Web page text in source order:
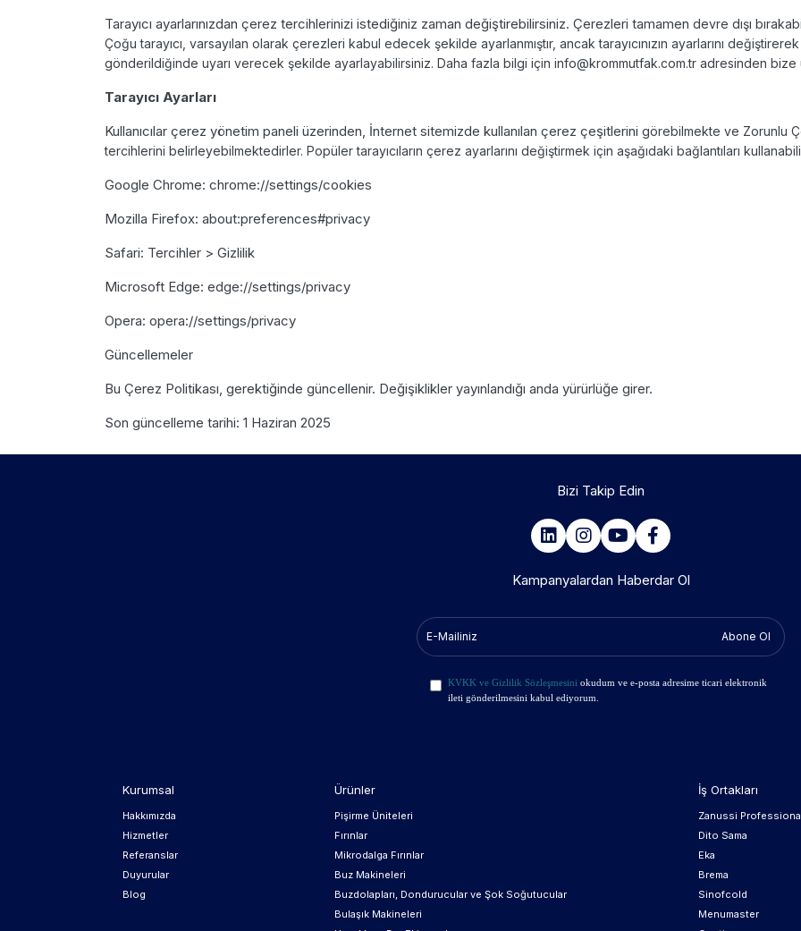
Tarayıcı ayarlarınızdan çerez tercihlerinizi istediğiniz zaman değiştirebilirsiniz. Çerezleri tamamen devre dışı
Çoğu tarayıcı, varsayılan olarak çerezleri kabul edecek şekilde ayarlanmıştır, ancak tarayıcınızın ayarlarını
gönderildiğinde uyarı verecek şekilde ayarlayabilirsiniz. Daha fazla bilgi için info@krommutfak.com.tr adresinden bize
Tarayıcı Ayarları
Kullanıcılar çerez yönetim paneli üzerinden, İnternet sitemizde kullanılan çerez çeşitlerini görebilmekte ve Zorunlu
tercihlerini belirleyebilmektedirler. Popüler tarayıcıların çerez ayarlarını değiştirmek için aşağıdaki bağlantıları
Google Chrome: chrome://settings/cookies
Mozilla Firefox: about:preferences#privacy
Safari: Tercihler > Gizlilik
Microsoft Edge: edge://settings/privacy
Opera: opera://settings/privacy
Güncellemeler
Bu Çerez Politikası, gerektiğinde güncellenir. Değişiklikler yayınlandığı anda yürürlüğe girer.
Son güncelleme tarihi: 1 Haziran 2025
Bizi Takip Edin
Kampanyalardan Haberdar Ol
Abone Ol
KVKK ve Gizlilik Sözleşmesini okudum ve e-posta adresime ticari elektronik
ileti gönderilmesini kabul ediyorum.
Kurumsal
Hakkımızda
Hizmetler
Referanslar
Duyurular
Blog
Ürünler
Pişirme Üniteleri
Fırınlar
Mikrodalga Fırınlar
Buz Makineleri
Buzdolapları, Dondurucular ve Şok Soğutucular
Bulaşık Makineleri
İş Ortakları
Zanussi
Dito Sama
Eka
Brema
Sinofcold
Menumaster